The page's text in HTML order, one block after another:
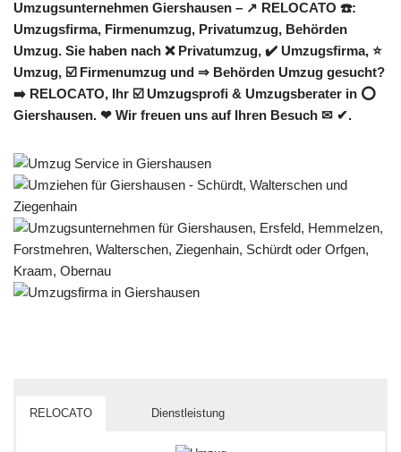
Umzugsunternehmen Giershausen – ↗️ RELOCATO ☎️:
Umzugsfirma, Firmenumzug, Privatumzug, Behörden
Umzug. Sie haben nach ❌ Privatumzug, ✔️ Umzugsfirma, ⭐
Umzug, ☑️ Firmenumzug und ⇒ Behörden Umzug gesucht?
➡️ RELOCATO, Ihr ☑️ Umzugsprofi & Umzugsberater in ⭕
Giershausen. ❤ Wir freuen uns auf Ihren Besuch ✉ ✔.
RELOCATO Dienstleistung